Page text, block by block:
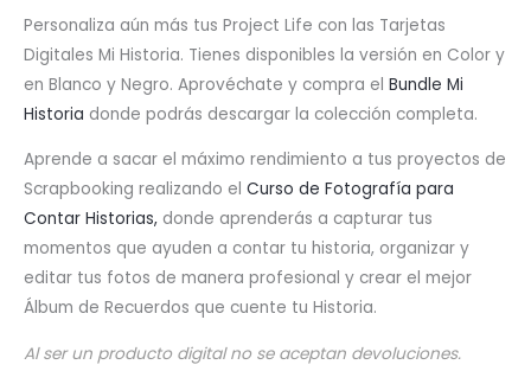
Personaliza aún más tus Project Life con las Tarjetas
Digitales Mi Historia. Tienes disponibles la versión en Color y
en Blanco y Negro. Aprovéchate y compra el Bundle Mi
Historia donde podrás descargar la colección completa.
Aprende a sacar el máximo rendimiento a tus proyectos de
Scrapbooking realizando el Curso de Fotografía para
Contar Historias, donde aprenderás a capturar tus
momentos que ayuden a contar tu historia, organizar y
editar tus fotos de manera profesional y crear el mejor
Álbum de Recuerdos que cuente tu Historia.
Al ser un producto digital no se aceptan devoluciones.